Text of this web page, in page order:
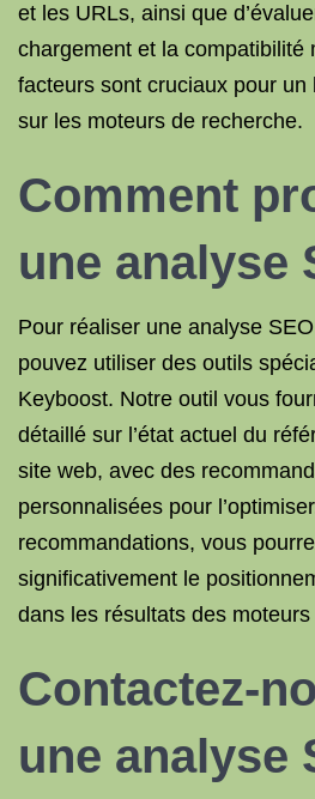
et les URLs, ainsi que
chargement et la compatibilité
facteurs sont cruciaux pour un
sur les moteurs de recherche.
Comment
une analyse
Pour réaliser une analyse
pouvez utiliser des outils
Keyboost. Notre outil vous
détaillé sur l’état actuel du
site web, avec des
personnalisées pour
recommandations, vous
significativement le
dans les résultats des
Contactez-
une analyse